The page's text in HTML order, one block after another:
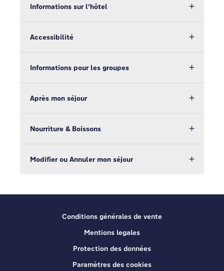
Informations sur l'hôtel
Accessibilité
Informations pour les groupes
Après mon séjour
Nourriture & Boissons
Modifier ou Annuler mon séjour
Conditions générales de vente
Mentions legales
Protection des données
Paramètres des cookies